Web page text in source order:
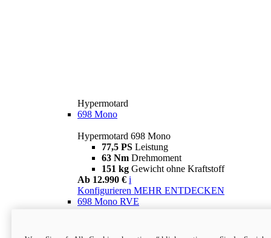
Hypermotard
698 Mono
Hypermotard 698 Mono
77,5 PS Leistung
63 Nm Drehmoment
151 kg Gewicht ohne Kraftstoff
Ab 12.990 € i
Konfigurieren MEHR ENTDECKEN
698 Mono RVE
77,5 PS
Leistung